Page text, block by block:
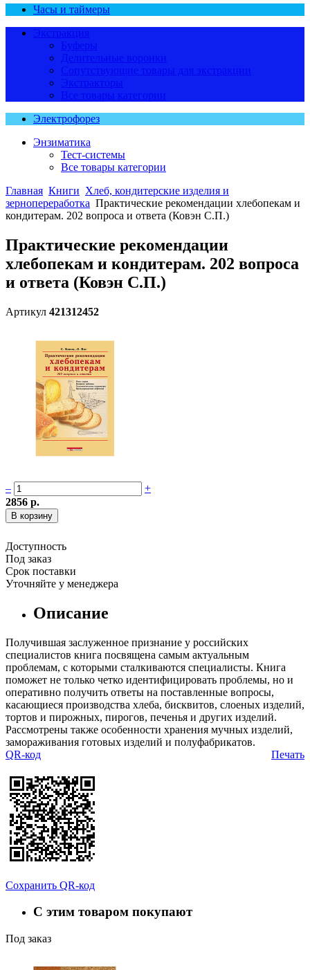
Часы и таймеры
Экстракция
Буферы
Делительные воронки
Сопутствующие товары для экстракции
Экстракторы
Все товары категории
Электрофорез
Энзиматика
Тест-системы
Все товары категории
Главная Книги Хлеб, кондитерские изделия и
зернопереработка Практические рекомендации хлебопекам и
кондитерам. 202 вопроса и ответа (Ковэн С.П.)
Практические рекомендации
хлебопекам и кондитерам. 202 вопроса
и ответа (Ковэн С.П.)
Артикул 421312452
–
+
2856 р.
Доступность
Под заказ
Срок поставки
Уточняйте у менеджера
Описание
Получившая заслуженное признание у российских
специалистов книга посвящена самым актуальным
проблемам, с которыми сталкиваются специалисты. Книга
поможет не только четко идентифицировать проблемы, но и
оперативно получить ответы на поставленные вопросы,
касающиеся производства хлеба, бисквитов, слоеных изделий,
тортов и пирожных, пирогов, печенья и других изделий.
Рассмотрены также особенности хранения мучных изделий,
замораживания готовых изделий и полуфабрикатов.
Печать
QR-код
Сохранить QR-код
С этим товаром покупают
Под заказ